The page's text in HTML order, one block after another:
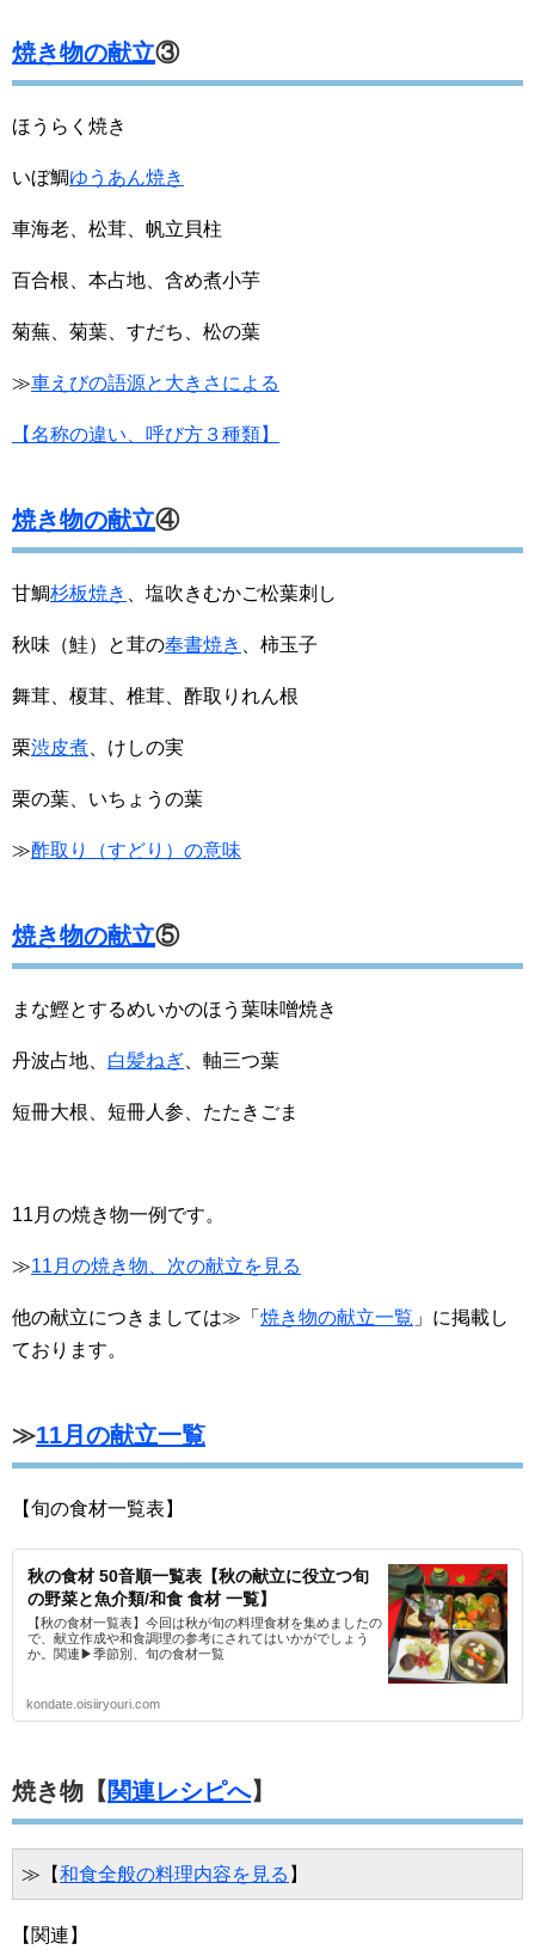
焼き物の献立③
ほうらく焼き
いぼ鯛ゆうあん焼き
車海老、松茸、帆立貝柱
百合根、本占地、含め煮小芋
菊蕪、菊葉、すだち、松の葉
≫車えびの語源と大きさによる
【名称の違い、呼び方３種類】
焼き物の献立④
甘鯛杉板焼き 、塩吹きむかご松葉刺し
秋味（鮭）と茸の奉書焼き 、柿玉子
舞茸、榎茸、椎茸、酢取りれん根
栗渋皮煮 、けしの実
栗の葉、いちょうの葉
≫酢取り（すどり）の意味
焼き物の献立⑤
まな鰹とするめいかのほう葉味噌焼き
丹波占地、 白髪ねぎ 、軸三つ葉
短冊大根、短冊人参、たたきごま
11月の焼き物一例です。
≫11月の焼き物、次の献立を見る
他の献立につきましては≫「 焼き物の献立一覧 」に掲載し
ております。
≫11月の献立一覧
【旬の食材一覧表】
秋の食材 50音順一覧表【秋の献立に役立つ旬
の野菜と魚介類/和食 食材 一覧】
【秋の食材一覧表】今回は秋が旬の料理食材を集めましたの
で、献立作成や和食調理の参考にされてはいかがでしょう
か。関連▶季節別、旬の食材一覧
kondate.oisiiryouri.com
焼き物【 関連レシピへ】
≫【和食全般の料理内容を見る 】
【関連】